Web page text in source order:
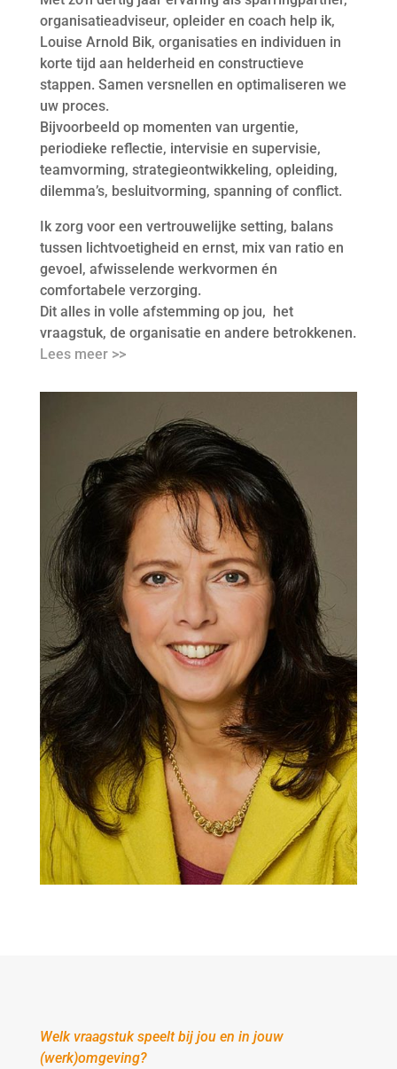
organisatieadviseur, opleider en coach help ik,
Louise Arnold Bik, organisaties en individuen in
korte tijd aan helderheid en constructieve
stappen. Samen versnellen en optimaliseren we
uw proces.
Bijvoorbeeld op momenten van urgentie,
periodieke reflectie, intervisie en supervisie,
teamvorming, strategieontwikkeling, opleiding,
dilemma’s, besluitvorming, spanning of conflict.
Ik zorg voor een vertrouwelijke setting, balans
tussen lichtvoetigheid en ernst, mix van ratio en
gevoel, afwisselende werkvormen én
comfortabele verzorging.
Dit alles in volle afstemming op jou, het
vraagstuk, de organisatie en andere betrokkenen.
Lees meer >>
Welk vraagstuk speelt bij jou en in jouw
(werk)omgeving?